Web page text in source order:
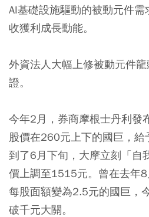
AI基礎設施驅動的被動元件
收獲利成長動能。
外資法人大幅上修被動元件
證。
今年2月，券商摩根士丹利發
股價在260元上下的國巨，
到了6月下旬，大摩立刻「自
價上調至1515元。曾在去年8
每股面額變為2.5元的國巨，
破千元大關。